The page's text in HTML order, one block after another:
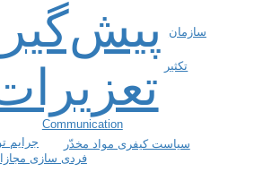
Communication
جرایم
سیاست کیفری مواد مخدّر
فردی سازی
تکثیر
سازمان